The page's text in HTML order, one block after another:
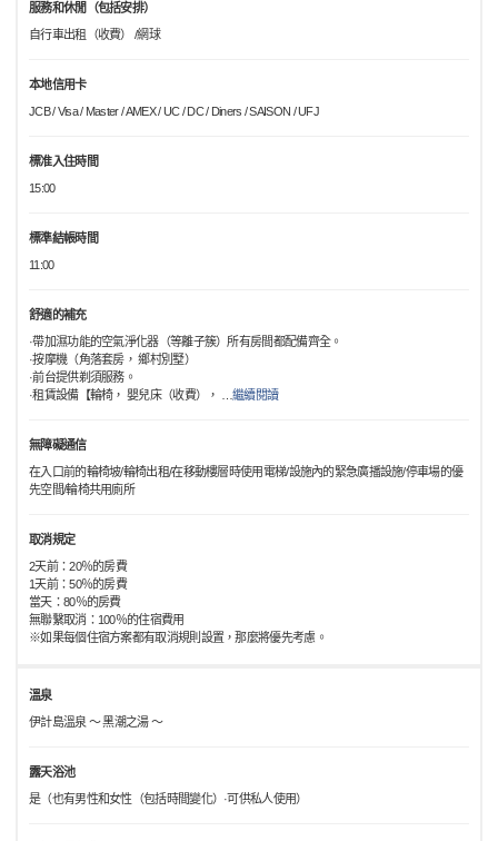
服務和休閒（包括安排）
自行車出租（收費） /網球
本地信用卡
JCB / Visa / Master / AMEX / UC / DC / Diners / SAISON / UFJ
標准入住時間
15:00
標準結帳時間
11:00
舒適的補充
·帶加濕功能的空氣淨化器（等離子簇）所有房間都配備齊全。
·按摩機（角落套房， 鄉村別墅）
·前台提供剃須服務。
·租賃設備【輪椅， 嬰兒床（收費），
…繼續閱讀
無障礙通信
在入口前的輪椅坡/輪椅出租/在移動樓層時使用電梯/設施內的緊急廣播設施/停車場的優
先空間/輪椅共用廁所
取消規定
2天前：20％的房費
1天前：50％的房費
當天：80％的房費
無聯繫取消：100％的住宿費用
※如果每個住宿方案都有取消規則設置，那麼將優先考慮。
溫泉
伊計島溫泉 〜 黑潮之湯 〜
露天浴池
是（也有男性和女性（包括時間變化）·可供私人使用）